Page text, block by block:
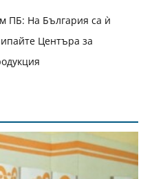
ПБ: На България са ѝ
Центъра за